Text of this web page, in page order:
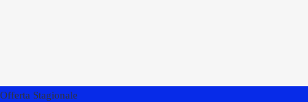
Offerta Stagionale